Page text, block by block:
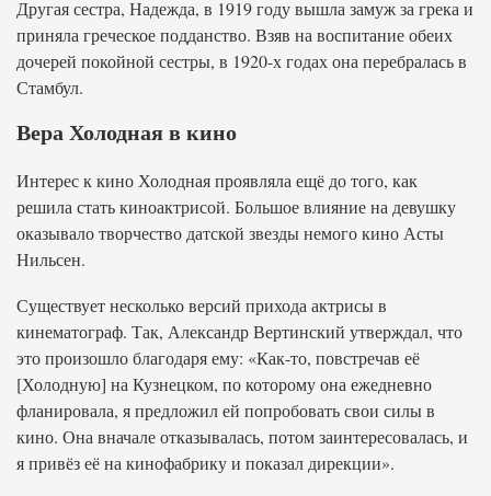
Другая сестра, Надежда, в 1919 году вышла замуж за грека и
приняла греческое подданство. Взяв на воспитание обеих
дочерей покойной сестры, в 1920-х годах она перебралась в
Стамбул.
Вера Холодная в кино
Интерес к кино Холодная проявляла ещё до того, как
решила стать киноактрисой. Большое влияние на девушку
оказывало творчество датской звезды немого кино Асты
Нильсен.
Существует несколько версий прихода актрисы в
кинематограф. Так, Александр Вертинский утверждал, что
это произошло благодаря ему: «Как-то, повстречав её
[Холодную] на Кузнецком, по которому она ежедневно
фланировала, я предложил ей попробовать свои силы в
кино. Она вначале отказывалась, потом заинтересовалась, и
я привёз её на кинофабрику и показал дирекции».